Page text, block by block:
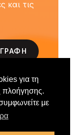
για τη
πλοήγησης.
με
και τις
Internet